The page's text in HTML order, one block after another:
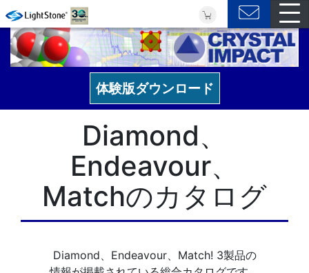
体験版ダウンロード
Diamond、
Endeavour、
Matchのカタログ